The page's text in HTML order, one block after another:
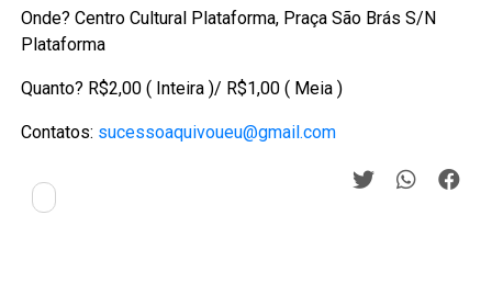
Onde? Centro Cultural Plataforma, Praça São Brás S/N
Plataforma
Quanto? R$2,00 ( Inteira )/ R$1,00 ( Meia )
Contatos: sucessoaquivoueu@gmail.com